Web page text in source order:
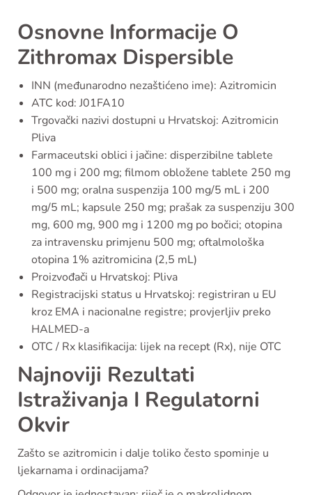
Osnovne Informacije O
Zithromax Dispersible
INN (međunarodno nezaštićeno ime): Azitromicin
ATC kod: J01FA10
Trgovački nazivi dostupni u Hrvatskoj: Azitromicin
Pliva
Farmaceutski oblici i jačine: disperzibilne tablete
100 mg i 200 mg; filmom obložene tablete 250 mg
i 500 mg; oralna suspenzija 100 mg/5 mL i 200
mg/5 mL; kapsule 250 mg; prašak za suspenziju 300
mg, 600 mg, 900 mg i 1200 mg po bočici; otopina
za intravensku primjenu 500 mg; oftalmološka
otopina 1% azitromicina (2,5 mL)
Proizvođači u Hrvatskoj: Pliva
Registracijski status u Hrvatskoj: registriran u EU
kroz EMA i nacionalne registre; provjerljiv preko
HALMED-a
OTC / Rx klasifikacija: lijek na recept (Rx), nije OTC
Najnoviji Rezultati
Istraživanja I Regulatorni
Okvir
Zašto se azitromicin i dalje toliko često spominje u
ljekarnama i ordinacijama?